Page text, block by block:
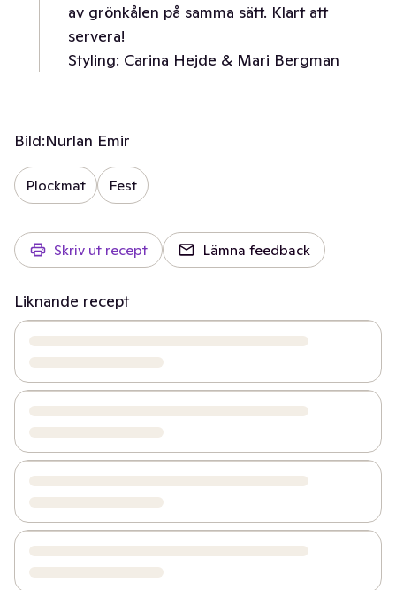
av grönkålen på samma sätt. Klart att
servera!
Styling: Carina Hejde & Mari Bergman
Bild:Nurlan Emir
Plockmat Fest
Skriv ut recept Lämna feedback
Liknande recept